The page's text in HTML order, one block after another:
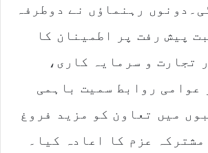
رہنماؤں نے دوطرفہ
پیش رفت پر اطمینان کا
تجارت و سرمایہ کاری،
عوامی روابط سمیت باہمی
میں تعاون کو مزید فروغ
عزم کا اعادہ کیا۔